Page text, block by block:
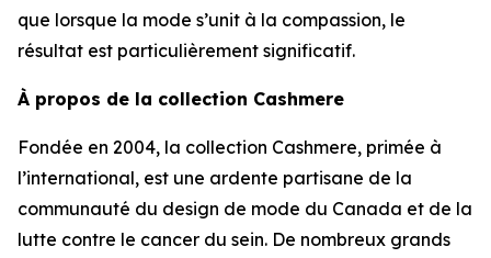
que lorsque la mode s’unit à la compassion, le
résultat est particulièrement significatif.
À propos de la collection Cashmere
Fondée en 2004, la collection Cashmere, primée à
l’international, est une ardente partisane de la
communauté du design de mode du Canada et de la
lutte contre le cancer du sein. De nombreux grands